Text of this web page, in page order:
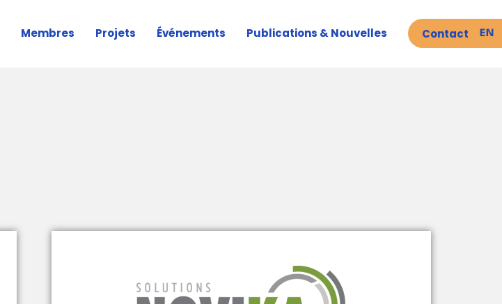
Membres Projets Événements Publications & Nouvelles Contact EN